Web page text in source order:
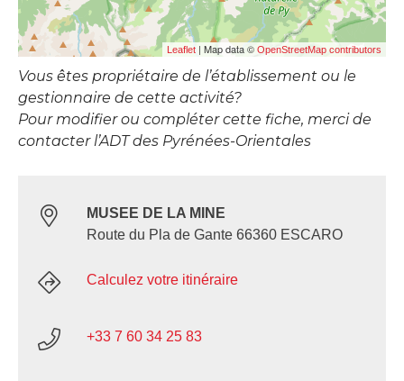
Leaflet | Map data © OpenStreetMap contributors
Vous êtes propriétaire de l’établissement ou le
gestionnaire de cette activité?
Pour modifier ou compléter cette fiche, merci de
contacter l’ADT des Pyrénées-Orientales
MUSEE DE LA MINE
Route du Pla de Gante 66360 ESCARO
Calculez votre itinéraire
+33 7 60 34 25 83